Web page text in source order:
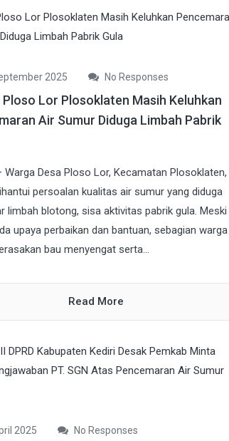
2025 No Responses
Ploso Lor Plosoklaten Masih Keluhkan
Air Sumur Diduga Limbah Pabrik
Warga Desa Ploso Lor, Kecamatan Plosoklaten,
persoalan kualitas air sumur yang diduga
limbah blotong, sisa aktivitas pabrik gula. Meski
upaya perbaikan dan bantuan, sebagian warga
bau menyengat serta...
Read More
2025 No Responses